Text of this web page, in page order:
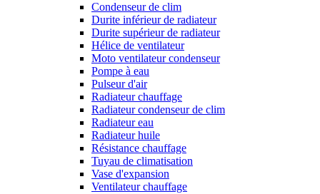
Condenseur de clim
Durite inférieur de radiateur
Durite supérieur de radiateur
Hélice de ventilateur
Moto ventilateur condenseur
Pompe à eau
Pulseur d'air
Radiateur chauffage
Radiateur condenseur de clim
Radiateur eau
Radiateur huile
Résistance chauffage
Tuyau de climatisation
Vase d'expansion
Ventilateur chauffage